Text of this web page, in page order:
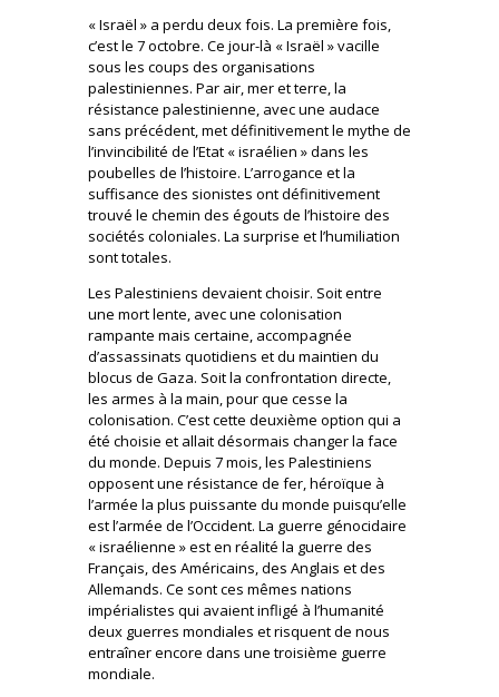
« Israël » a perdu deux fois. La première fois,
c’est le 7 octobre. Ce jour-là « Israël » vacille
sous les coups des organisations
palestiniennes. Par air, mer et terre, la
résistance palestinienne, avec une audace
sans précédent, met définitivement le mythe de
l’invincibilité de l’Etat « israélien » dans les
poubelles de l’histoire. L’arrogance et la
suffisance des sionistes ont définitivement
trouvé le chemin des égouts de l’histoire des
sociétés coloniales. La surprise et l’humiliation
sont totales.
Les Palestiniens devaient choisir. Soit entre
une mort lente, avec une colonisation
rampante mais certaine, accompagnée
d’assassinats quotidiens et du maintien du
blocus de Gaza. Soit la confrontation directe,
les armes à la main, pour que cesse la
colonisation. C’est cette deuxième option qui a
été choisie et allait désormais changer la face
du monde. Depuis 7 mois, les Palestiniens
opposent une résistance de fer, héroïque à
l’armée la plus puissante du monde puisqu’elle
est l’armée de l’Occident. La guerre génocidaire
« israélienne » est en réalité la guerre des
Français, des Américains, des Anglais et des
Allemands. Ce sont ces mêmes nations
impérialistes qui avaient infligé à l’humanité
deux guerres mondiales et risquent de nous
entraîner encore dans une troisième guerre
mondiale.